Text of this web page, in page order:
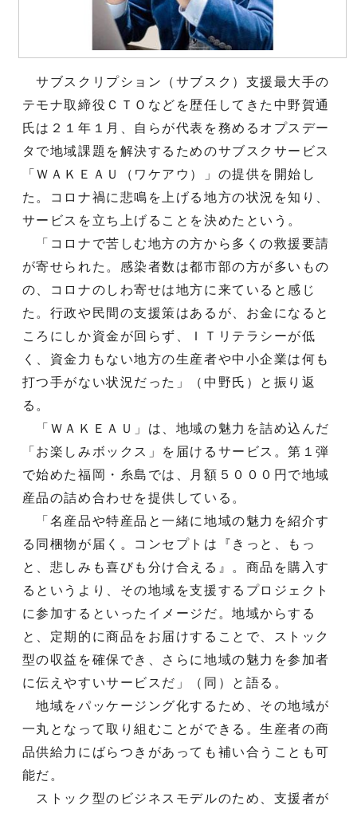
サブスクリプション（サブスク）支援最大手の
テモナ取締役ＣＴＯなどを歴任してきた中野賀通
氏は２１年１月、自らが代表を務めるオプスデー
タで地域課題を解決するためのサブスクサービス
「ＷＡＫＥＡＵ（ワケアウ）」の提供を開始し
た。コロナ禍に悲鳴を上げる地方の状況を知り、
サービスを立ち上げることを決めたという。
「コロナで苦しむ地方の方から多くの救援要請
が寄せられた。感染者数は都市部の方が多いもの
の、コロナのしわ寄せは地方に来ていると感じ
た。行政や民間の支援策はあるが、お金になると
ころにしか資金が回らず、ＩＴリテラシーが低
く、資金力もない地方の生産者や中小企業は何も
打つ手がない状況だった」（中野氏）と振り返
る。
「ＷＡＫＥＡＵ」は、地域の魅力を詰め込んだ
「お楽しみボックス」を届けるサービス。第１弾
で始めた福岡・糸島では、月額５０００円で地域
産品の詰め合わせを提供している。
「名産品や特産品と一緒に地域の魅力を紹介す
る同梱物が届く。コンセプトは『きっと、もっ
と、悲しみも喜びも分け合える』。商品を購入す
るというより、その地域を支援するプロジェクト
に参加するといったイメージだ。地域からする
と、定期的に商品をお届けすることで、ストック
型の収益を確保でき、さらに地域の魅力を参加者
に伝えやすいサービスだ」（同）と語る。
地域をパッケージング化するため、その地域が
一丸となって取り組むことができる。生産者の商
品供給力にばらつきがあっても補い合うことも可
能だ。
ストック型のビジネスモデルのため、支援者が